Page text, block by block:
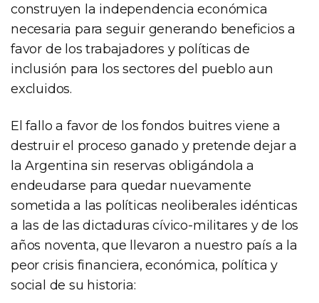
construyen la independencia económica
necesaria para seguir generando beneficios a
favor de los trabajadores y políticas de
inclusión para los sectores del pueblo aun
excluidos.
El fallo a favor de los fondos buitres viene a
destruir el proceso ganado y pretende dejar a
la Argentina sin reservas obligándola a
endeudarse para quedar nuevamente
sometida a las políticas neoliberales idénticas
a las de las dictaduras cívico-militares y de los
años noventa, que llevaron a nuestro país a la
peor crisis financiera, económica, política y
social de su historia: